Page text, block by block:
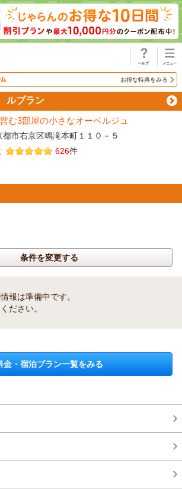
お得な特典をみる
ルブラン
3部屋の小さなオーベルジュ
都市右京区鳴滝本町１１０－５
626件
条件を変更する
報は準備中です。
ださい。
金・宿泊プラン一覧をみる